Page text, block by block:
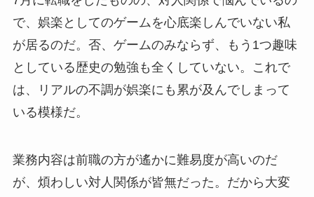
で、娯楽としてのゲームを心底楽しんでいない私
が居るのだ。否、ゲームのみならず、もう1つ趣味
としている歴史の勉強も全くしていない。これで
は、リアルの不調が娯楽にも累が及んでしまって
いる模様だ。
業務内容は前職の方が遙かに難易度が高いのだ
が、煩わしい対人関係が皆無だった。だから大変